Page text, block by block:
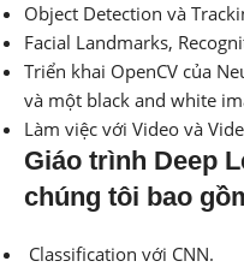
Object Detection và
Facial Landmarks,
Triển khai OpenCV của
và một black and white
Làm việc với Video và
Giáo trình Deep
chúng tôi bao
Classification với CNN.